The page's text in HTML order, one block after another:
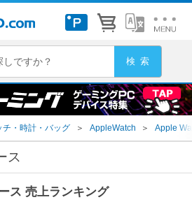
チ・時計・バッグ ＞ AppleWatch ＞ Apple
ス
ス 売上ランキング